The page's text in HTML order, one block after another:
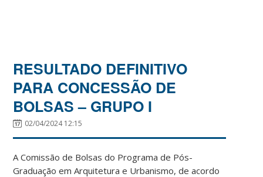
RESULTADO DEFINITIVO
PARA CONCESSÃO DE
BOLSAS – GRUPO I
02/04/2024 12:15
A Comissão de Bolsas do Programa de Pós-
Graduação em Arquitetura e Urbanismo, de acordo